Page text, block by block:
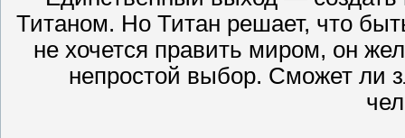
Титаном. Но Титан решает, что
не хочется править миром, он
непростой выбор. Сможет ли